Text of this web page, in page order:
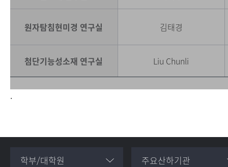
원자탐침현미경 연구실 김태경
첨단기능성소재 연구실 Liu Chunli
.
학부/대학원 주요산하기관